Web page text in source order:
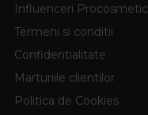
Influenceri Procosmetic
Termeni si conditii
Confidentialitate
Marturiile clientilor
Politica de Cookies